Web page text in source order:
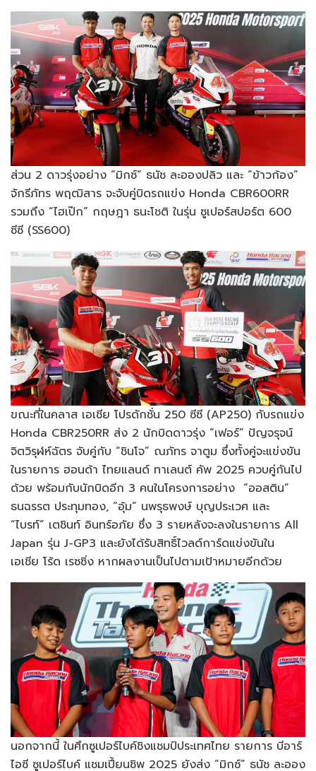
ส่วน 2 ดาวรุ่งอย่าง “มิกซ์” ธนัช ละอองปลิว และ “ข้าวก้อง”
จักรีภัทร พฤฒิสาร จะจับคู่บิดรถแข่ง Honda CBR600RR
รวมถึง “ไฮเป๊ก” กฤษฎา ธนะโชติ ในรุ่น ซูเปอร์สปอร์ต 600
ซีซี (SS600)
ขณะที่ในคลาส เอเชีย โปรดักชั่น 250 ซีซี (AP250) กับรถแข่ง
Honda CBR250RR ส่ง 2 นักบิดดาวรุ่ง “เฟอร์” ปัญจรุจน์
จิตวิรุฬห์ฉัตร จับคู่กับ “ชินโจ” ณภัทร จาตูม ซึ่งทั้งคู่จะแข่งขัน
ในรายการ ฮอนด้า ไทยแลนด์ ทาเลนต์ คัพ 2025 ควบคู่กันไป
ด้วย พร้อมกับนักบิดอีก 3 คนในโครงการอย่าง “ออสติน”
ธนฉรรต ประทุมทอง, “อุ้ม” นพรุธพงษ์ บุญประเวศ และ
“ไบรท์” เตชินท์ อินทร์อภัย ซึ่ง 3 รายหลังจะลงในรายการ All
Japan รุ่น J-GP3 และยังได้รับสิทธิ์ไวลด์การ์ดแข่งขันใน
เอเชีย โร้ด เรซซิ่ง หากผลงานเป็นไปตามเป้าหมายอีกด้วย
นอกจากนี้ ในศึกซูเปอร์ไบค์ชิงแชมป์ประเทศไทย รายการ บีอาร์
ไอซี ซูเปอร์ไบค์ แชมเปี้ยนชิพ 2025 ยังส่ง “มิกซ์” ธนัช ละออง